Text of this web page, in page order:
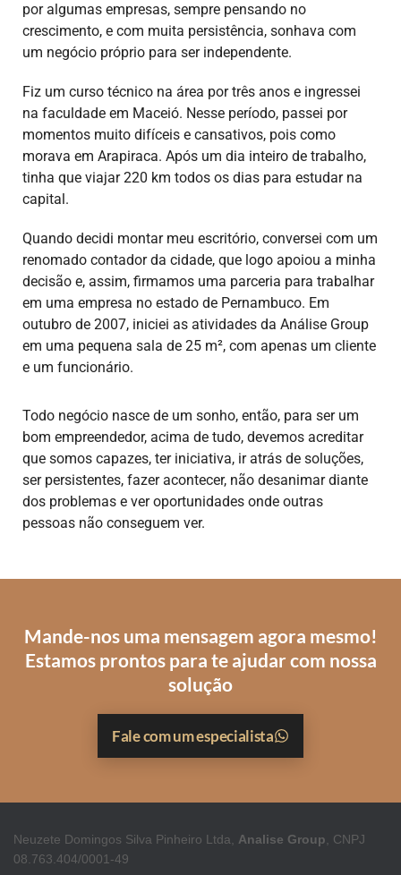
por algumas empresas, sempre pensando no
crescimento, e com muita persistência, sonhava com
um negócio próprio para ser independente.
Fiz um curso técnico na área por três anos e ingressei
na faculdade em Maceió. Nesse período, passei por
momentos muito difíceis e cansativos, pois como
morava em Arapiraca. Após um dia inteiro de trabalho,
tinha que viajar 220 km todos os dias para estudar na
capital.
Quando decidi montar meu escritório, conversei com um
renomado contador da cidade, que logo apoiou a minha
decisão e, assim, firmamos uma parceria para trabalhar
em uma empresa no estado de Pernambuco. Em
outubro de 2007, iniciei as atividades da Análise Group
em uma pequena sala de 25 m², com apenas um cliente
e um funcionário.
Todo negócio nasce de um sonho, então, para ser um
bom empreendedor, acima de tudo, devemos acreditar
que somos capazes, ter iniciativa, ir atrás de soluções,
ser persistentes, fazer acontecer, não desanimar diante
dos problemas e ver oportunidades onde outras
pessoas não conseguem ver.
Mande-nos uma mensagem agora mesmo!
Estamos prontos para te ajudar com nossa
solução
Fale com um especialista
Neuzete Domingos Silva Pinheiro Ltda, Analise Group , CNPJ
08.763.404/0001-49